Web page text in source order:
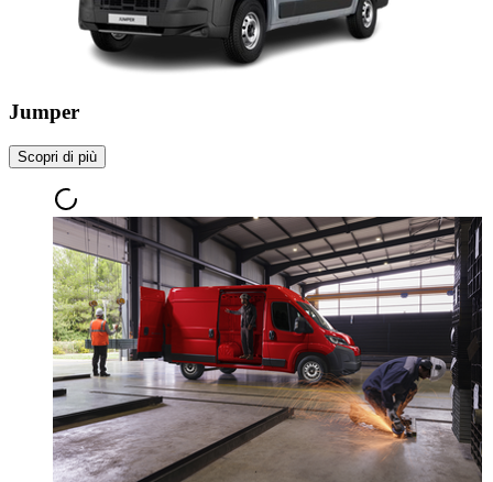
Jumper
Scopri di più